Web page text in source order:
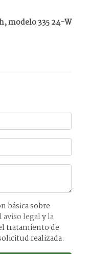
modelo 335 24-W
aviso legalyla
tratamiento de
realizada.